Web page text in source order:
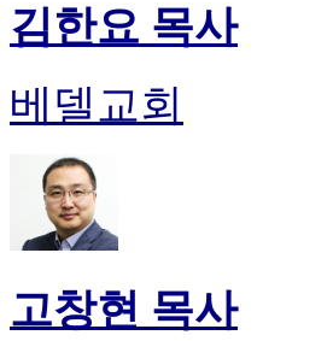
김한요 목사
베델교회
고창현 목사